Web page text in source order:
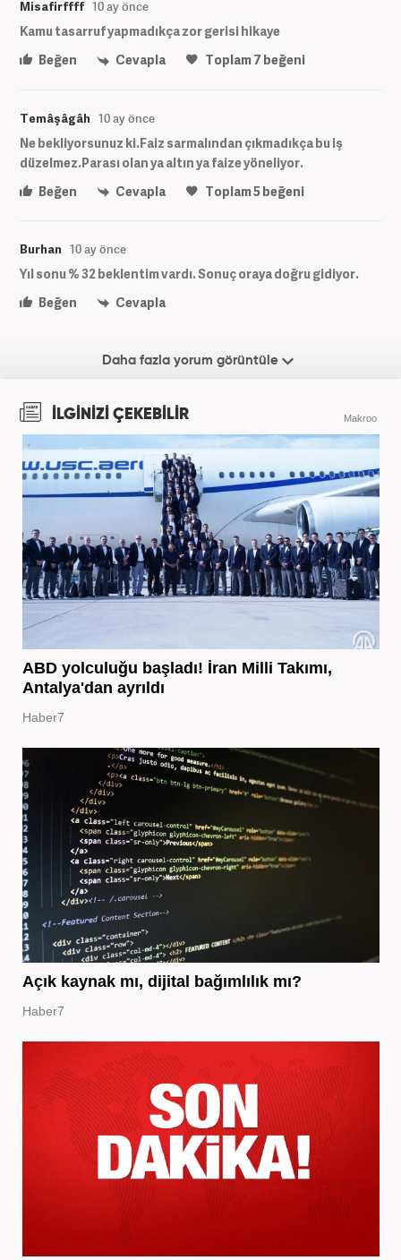
Misafirffff 10 ay önce
Kamu tasarruf yapmadıkça zor gerisi hikaye
Beğen
Cevapla Toplam7 beğeni
Temâşâgâh 10 ay önce
Ne bekliyorsunuz ki.Faiz sarmalından çıkmadıkça bu iş
düzelmez.Parası olan ya altın ya faize yöneliyor.
Beğen
Cevapla Toplam5beğeni
Burhan 10 ay önce
Yıl sonu % 32 beklentim vardı. Sonuç oraya doğru gidiyor.
Beğen
Cevapla
Daha fazla yorum görüntüle
İLGİNİZİ ÇEKEBİLİR Makroo
ABD yolculuğu başladı! İran Milli Takımı,
Antalya'dan ayrıldı
Haber7
Açık kaynak mı, dijital bağımlılık mı?
Haber7